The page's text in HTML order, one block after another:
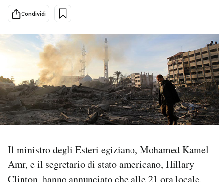
Scienza
Economia
Sport
Mondiali calcio 2026
PODCAST
I MIEI PREFERITI
Condividi
Il ministro degli Esteri egiziano, Mohamed Kamel
Amr, e il segretario di stato americano, Hillary
Clinton, hanno annunciato che alle 21 ora locale,